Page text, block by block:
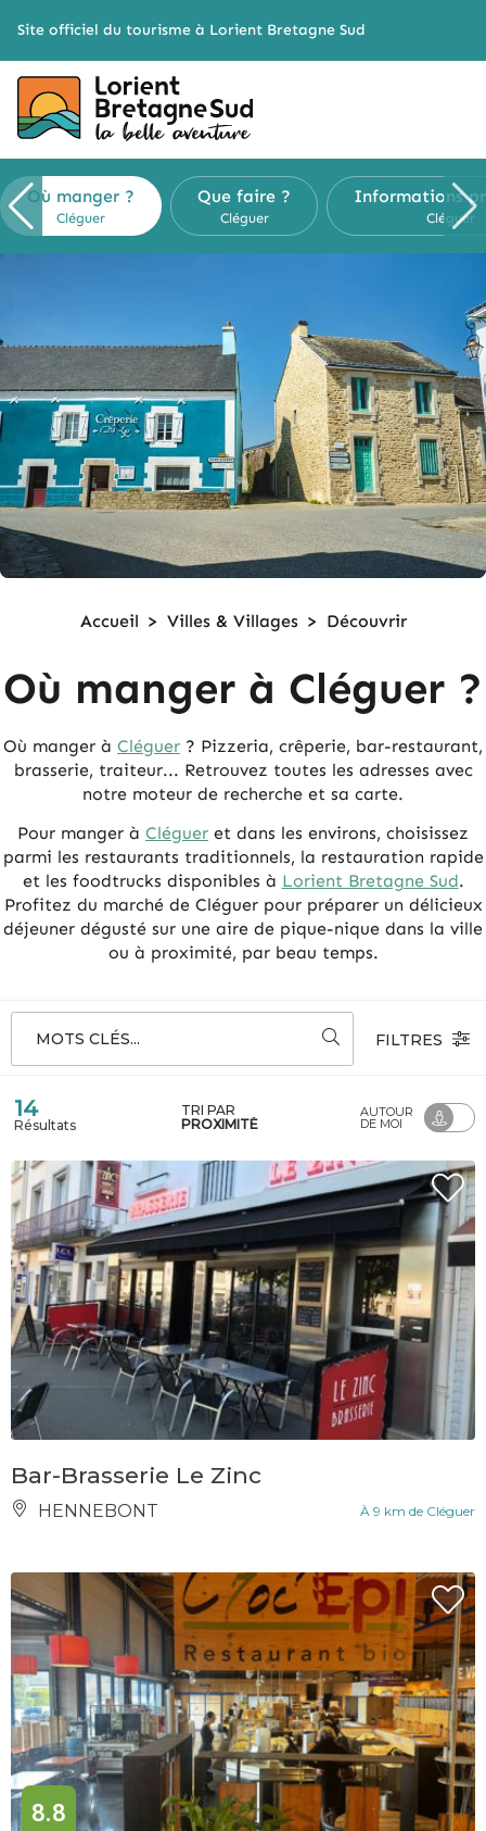
Site officiel du tourisme à Lorient Bretagne Sud
Où manger ?
Cléguer
Que faire ?
Cléguer
Informations
Cléguer
Accueil > Villes & Villages > Découvrir
Où manger à Cléguer ?
Où manger à Cléguer ? Pizzeria, crêperie, bar-restaurant,
brasserie, traiteur... Retrouvez toutes les adresses avec
notre moteur de recherche et sa carte.
Pour manger à Cléguer et dans les environs, choisissez
parmi les restaurants traditionnels, la restauration rapide
et les foodtrucks disponibles à Lorient Bretagne Sud.
Profitez du marché de Cléguer pour préparer un délicieux
déjeuner dégusté sur une aire de pique-nique dans la ville
ou à proximité, par beau temps.
MOTS CLÉS... FILTRES
14
Résultats
TRI PAR
PROXIMITÉ
AUTOUR
DE MOI
Bar-Brasserie Le Zinc
HENNEBONT À 9 km de Cléguer
8.8